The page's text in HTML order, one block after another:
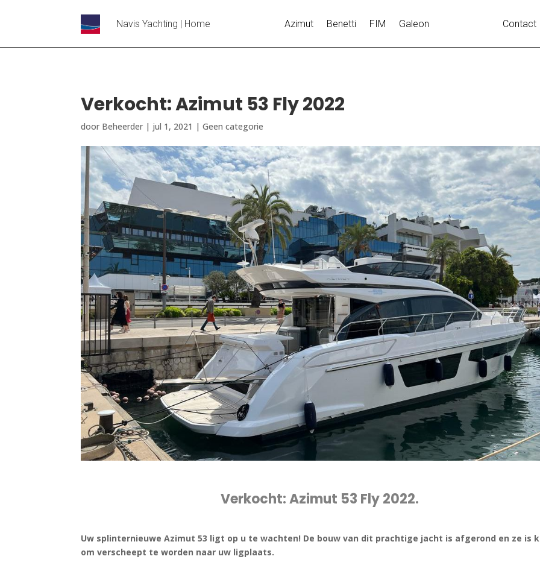
Navis Yachting | Home Azimut Benetti FIM Galeon Contact
Verkocht: Azimut 53 Fly 2022
door Beheerder | jul 1, 2021 |Geen categorie
Verkocht:Azimut 53 Fly 2022.
Uw splinternieuwe Azimut 53 ligt op u te wachten! De bouw van dit prachtige jacht is afgerond en ze is
om verscheept te worden naar uw ligplaats.